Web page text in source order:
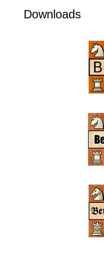
Downloads